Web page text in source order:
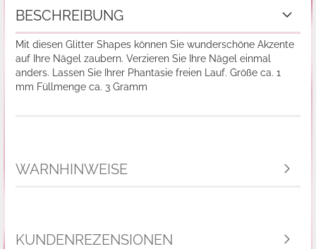
BESCHREIBUNG
Mit diesen Glitter Shapes können Sie wunderschöne Akzente
auf Ihre Nägel zaubern. Verzieren Sie Ihre Nägel einmal
anders. Lassen Sie Ihrer Phantasie freien Lauf. Größe ca. 1
mm Füllmenge ca. 3 Gramm
WARNHINWEISE
KUNDENREZENSIONEN